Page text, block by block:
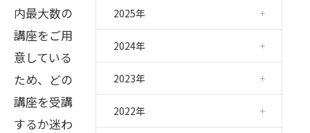
2025年
2024年
2023年
2022年
内最大数の
講座をご用
意している
ため、どの
講座を受講
するか迷わ